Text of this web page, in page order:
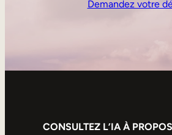
Demandez votre
CONSULTEZ L’IA À